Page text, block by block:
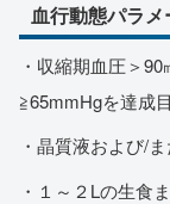
血行動態パラメ
・収縮期血圧＞
≧65mmHgを達成
・晶質液および/
・１～２Lの生食